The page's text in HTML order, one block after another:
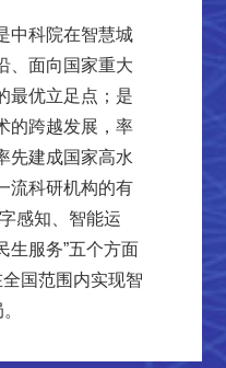
中科院在智慧城
、面向国家重大
最优立足点；是
的跨越发展，率
先建成国家高水
流科研机构的有
感知、智能运
生服务”五个方面
国范围内实现智